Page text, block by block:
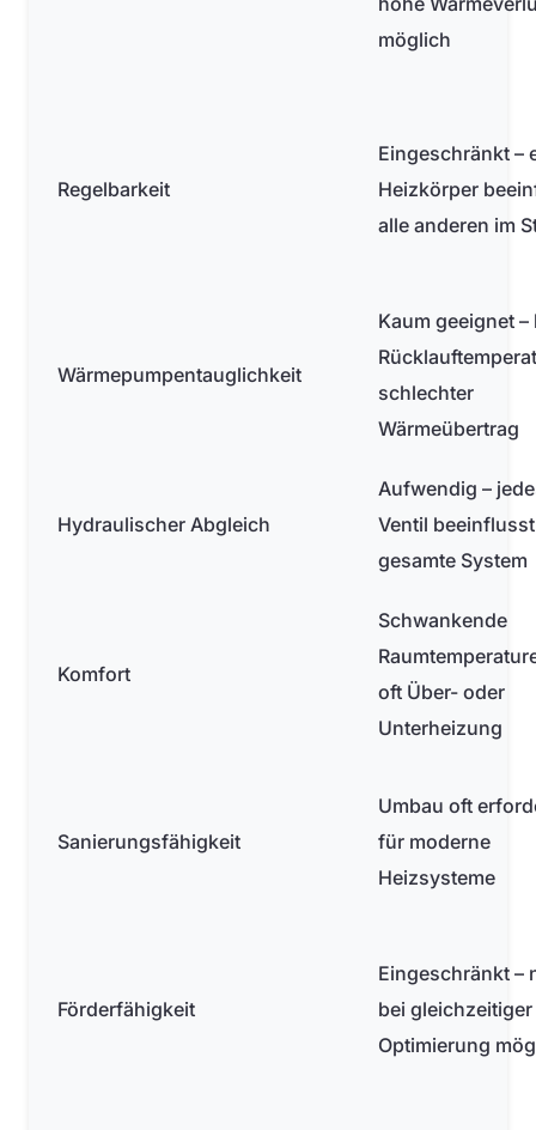
möglich
Regelbarkeit
Eingeschränkt –
Heizkörper
alle anderen im
Wärmepumpentauglichkeit
Kaum geeignet –
schlechter
Wärmeübertrag
Hydraulischer Abgleich
Aufwendig –
Ventil
gesamte System
Komfort
Schwankende
oft Über- oder
Unterheizung
Sanierungsfähigkeit
Umbau oft
für moderne
Heizsysteme
Förderfähigkeit
Eingeschränkt –
bei gleichzeitiger
Optimierung